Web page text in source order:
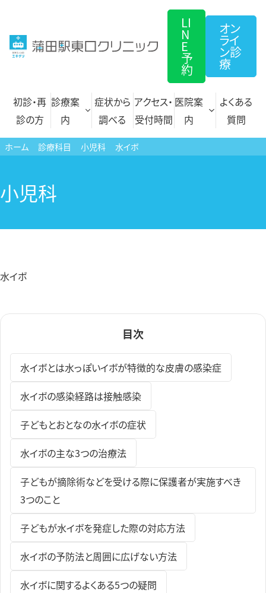
ッ
初診・再
診の方
診療案
内
発熱外来・コロナ検査
症状から
調べる
アクセス・
受付時間
医院案
内
よくある
質問
LI
N
E
予
約
オン
ライ
ン診
療
ホーム 診療科目 小児科 水イボ
小児科
水イボ
目次
水イボとは水っぽいイボが特徴的な皮膚の感染症
水イボの感染経路は接触感染
子どもとおとなの水イボの症状
水イボの主な3つの治療法
子どもが摘除術などを受ける際に保護者が実施すべき
3つのこと
子どもが水イボを発症した際の対応方法
水イボの予防法と周囲に広げない方法
水イボに関するよくある5つの疑問